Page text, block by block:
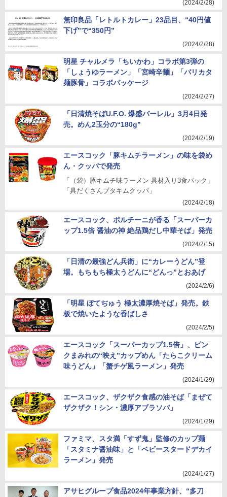
(2024/2/28)
無印良品「レトルトカレー」23品目、“40円値
下げ”で“350円”
(2024/2/28)
明星 チャルメラ「ちいかわ」コラボ第3弾の
「しょうゆラーメン」「宮崎辛麺」「バリカタ
麺豚骨」コラボパッケージ
(2024/2/27)
「日清焼そばU.F.O. 爆盛バーレル」3月4日発
売。めん2玉分の“180g”
(2024/2/19)
エースコック「豚キムチラーメン」の味を袋め
ん・クッパで発売
「（袋）豚キムチ味ラーメン 具材入り3食パック」
「具だくさんブタキムクッパ」
(2024/2/18)
エースコック、ポルチーニが香る「スーパーカ
ップ1.5倍 醤油の神 絶品鶏だし中華そば」発売
(2024/2/15)
「日清の最強どん兵衛」に“カレーうどん”登
場。もちもち極太うどんに“どんっ”とおあげ
(2024/2/6)
「明星 ぼてぢゅう 極太濃厚焼そば」発売。鉄
板で焼いたような香ばしさ
(2024/2/5)
エースコック「スーパーカップ1.5倍」、ピン
クまみれの“映え”カップめん「たらこクリーム
味うどん」「蟹チゲ風ラーメン」発売
(2024/1/29)
エースコック、ザクザク食感の油そば「まぜて
ザクザク！シン・濃厚アブラソバ」
(2024/1/29)
ファミマ、スタ満「すず鬼」監修のカップ麺
「スタミナ醤油味」と「ベビースタードデカイ
ラーメン」発売
(2024/1/27)
アサヒグループ食品2024年事業方針、“多刀